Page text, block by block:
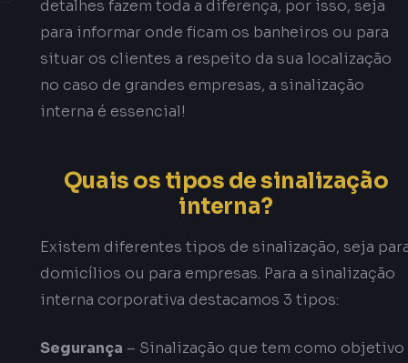
detalhes fazem toda a diferença, por isso, seja
para informar onde ficam os banheiros ou para
situar os clientes a respeito da sua localização
no caso de grandes empresas, a sinalização
interna é essencial!
Quais os tipos de sinalização
interna?
Existem diferentes tipos de sinalização, seja
domicílios ou para empresas. Para a sinalização
interna corporativa destacamos 3 tipos:
Segurança – Sinalização que tem como objetivo